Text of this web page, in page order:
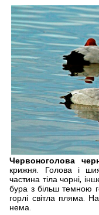
Червоноголова
крижня. Голова і
частина тіла чорні,
бура з більш тем­ною
горлі світла пляма.
нема.